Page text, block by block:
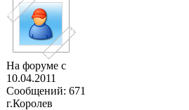
На форуме с
10.04.2011
Сообщений: 671
г.Королев